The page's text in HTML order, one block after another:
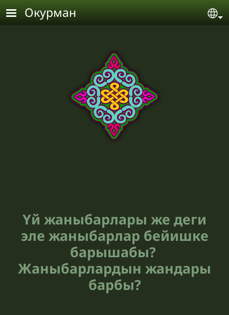
Skip to main content
Окурман
Үй жаныбарлары же деги
эле жаныбарлар бейишке
барышабы?
Жаныбарлардын жандары
барбы?